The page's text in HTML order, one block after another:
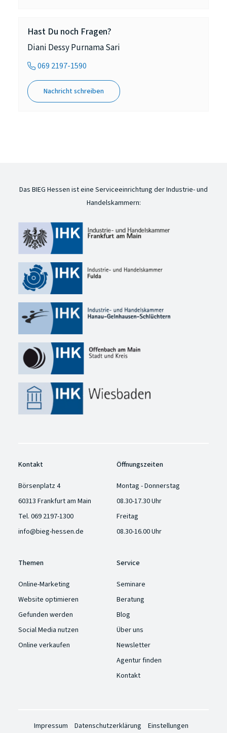
Hast Du noch Fragen?
Diani Dessy Purnama Sari
069 2197-1590
Nachricht schreiben
Das BIEG Hessen ist eine Serviceeinrichtung der Industrie- und
Handelskammern:
Kontakt
Börsenplatz 4
60313 Frankfurt am Main
Tel. 069 2197-1300
info@bieg-hessen.de
Öffnungszeiten
Montag - Donnerstag
08.30-17.30 Uhr
Freitag
08.30-16.00 Uhr
Themen
Online-Marketing
Website optimieren
Gefunden werden
Social Media nutzen
Online verkaufen
Service
Seminare
Beratung
Blog
Über uns
Newsletter
Agentur finden
Kontakt
Impressum Datenschutzerklärung Einstellungen